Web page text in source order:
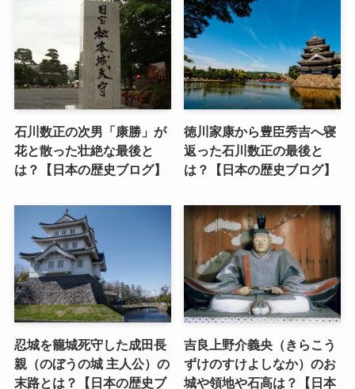
石川数正の次男「康勝」が
花と散った壮絶な最後と
は？【日本の歴史ブログ】
徳川家康から豊臣秀吉へ寝
返った石川数正の最後と
は？【日本の歴史ブログ】
忍城を籠城死守した成田長
親（のぼうの城 主人公）の
末路とは？【日本の歴史ブ
吉良上野介義央（きらこう
ずけのすけよしなか）のお
城や領地や石高は？【日本